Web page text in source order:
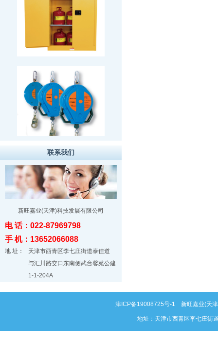
联系我们
新旺嘉业(天津)科技发展有限公司
电 话：022-87969798
手 机：13652066088
地 址：
天津市西青区李七庄街道泰佳道
与汇川路交口东南侧武台馨苑公建
1-1-204A
津ICP备19008725号-1 新旺嘉业(天
地址：天津市西青区李七庄街